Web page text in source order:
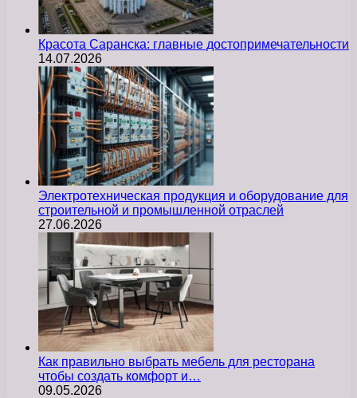
Красота Саранска: главные достопримечательности
14.07.2026
Электротехническая продукция и оборудование для
строительной и промышленной отраслей
27.06.2026
Как правильно выбрать мебель для ресторана
чтобы создать комфорт и…
09.05.2026